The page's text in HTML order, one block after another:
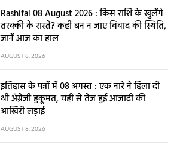
Rashifal 08 August 2026 : किस राशि के खुलेंगे
तरक्की के रास्ते? कहीं बन न जाए विवाद की स्थिति,
जानें आज का हाल
AUGUST 8, 2026
इतिहास के पन्नों में 08 अगस्त : एक नारे ने हिला दी
थी अंग्रेजी हुकूमत, यहीं से तेज हुई आजादी की
आखिरी लड़ाई
AUGUST 8, 2026